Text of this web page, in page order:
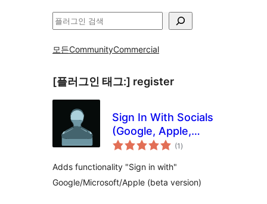
검
모든CommunityCommercial
[플러그인 태그:] register
Sign In With Socials
(Google, Apple,
Microsoft)
(1 전
체)
Adds functionality "Sign in with"
Google/Microsoft/Apple (beta version)